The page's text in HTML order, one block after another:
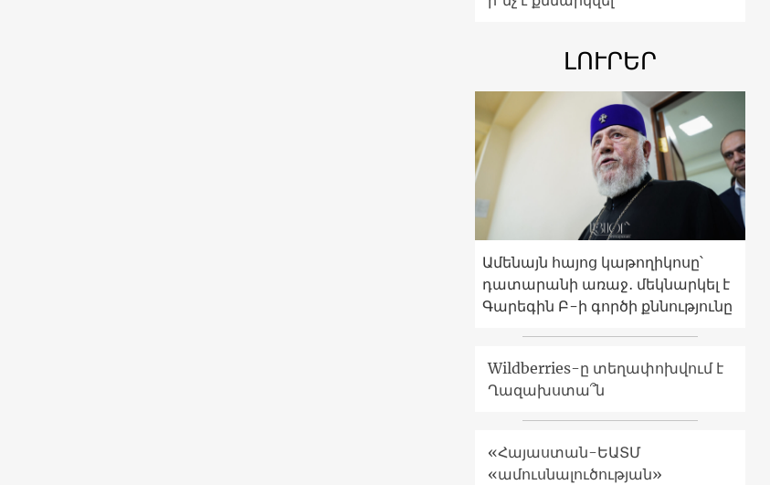
ԼՈՒՐԵՐ
Ամենայն հայոց կաթողիկոսը՝
դատարանի առաջ․ մեկնարկել է
Գարեգին Բ-ի գործի քննությունը
Wildberries-ը տեղափոխվում է
Ղազախստա՞ն
«Հայաստան-ԵԱՏՄ
«ամուսնալուծության»